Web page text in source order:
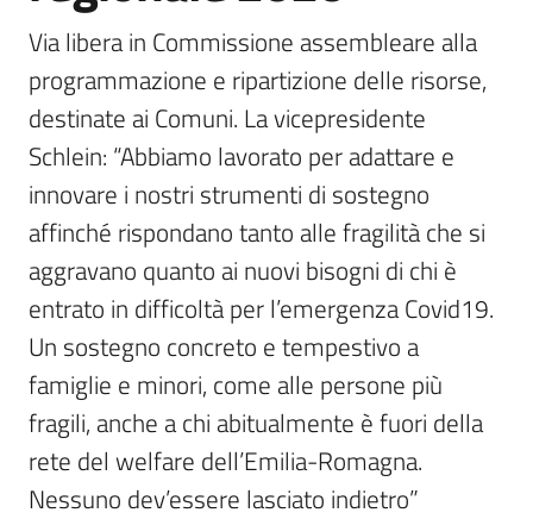
Via libera in Commissione assembleare alla
programmazione e ripartizione delle risorse,
destinate ai Comuni. La vicepresidente
Schlein: “Abbiamo lavorato per adattare e
innovare i nostri strumenti di sostegno
affinché rispondano tanto alle fragilità che si
aggravano quanto ai nuovi bisogni di chi è
entrato in difficoltà per l’emergenza Covid19.
Un sostegno concreto e tempestivo a
famiglie e minori, come alle persone più
fragili, anche a chi abitualmente è fuori della
rete del welfare dell’Emilia-Romagna.
Nessuno dev’essere lasciato indietro”